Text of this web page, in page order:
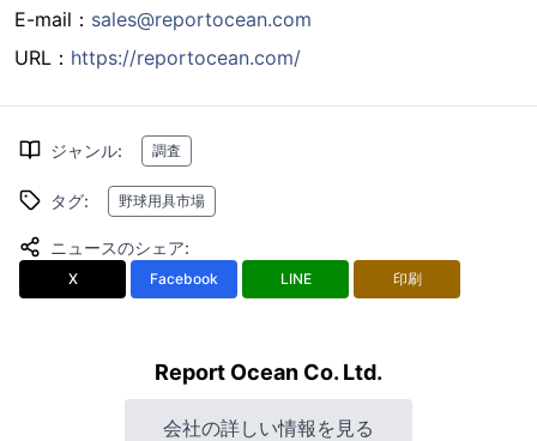
E-mail： sales@reportocean.com
URL： https://reportocean.com/
ジャンル: 調査
タグ: 野球用具市場
ニュースのシェア:
X Facebook LINE 印刷
Report Ocean Co. Ltd.
会社の詳しい情報を見る